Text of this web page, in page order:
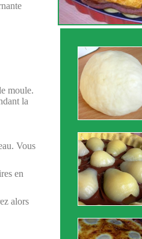
moule.
la
Vous
en
alors